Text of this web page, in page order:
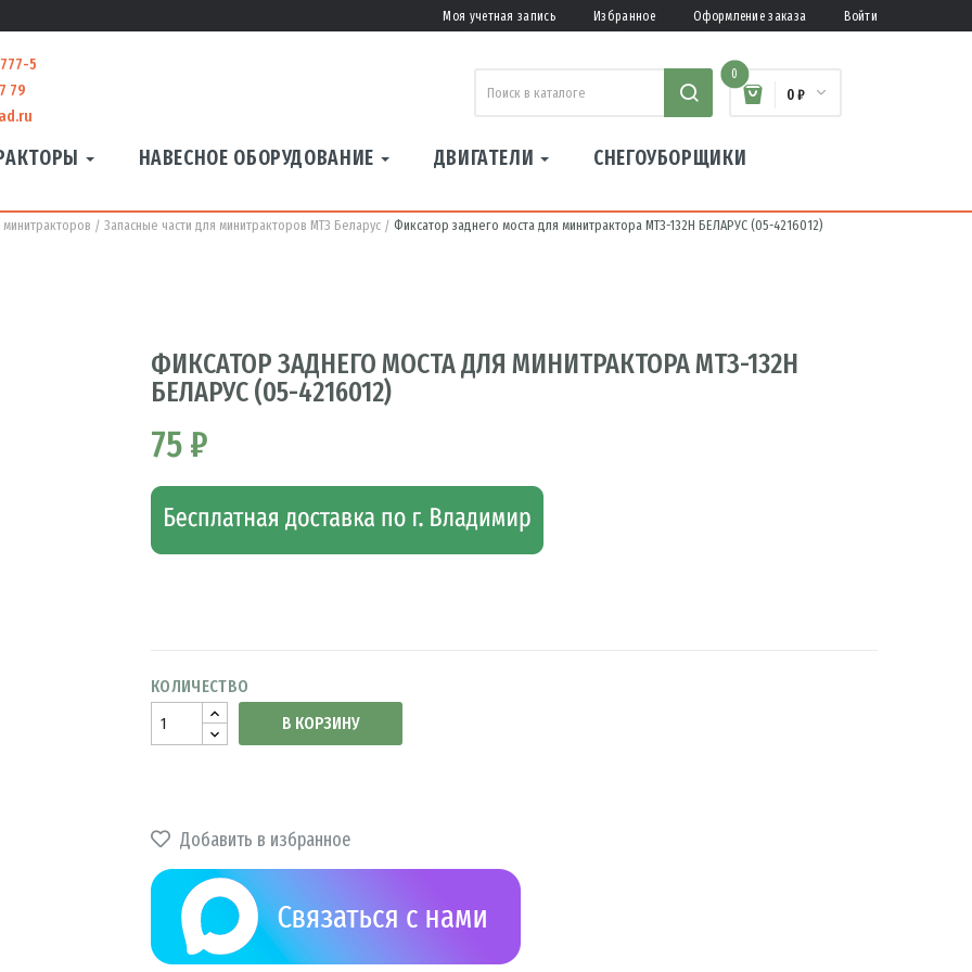
Моя учетная запись Избранное Оформление заказа Войти
5
79
0
0 ₽
НАВЕСНОЕ ОБОРУДОВАНИЕ ДВИГАТЕЛИ СНЕГОУБОРЩИКИ
Запасные части для минитракторов МТЗ Беларус Фиксатор заднего моста для минитрактора МТЗ-132Н БЕЛАРУС (05-4216012)
ФИКСАТОР ЗАДНЕГО МОСТА ДЛЯ МИНИТРАКТОРА МТЗ-132Н
БЕЛАРУС (05-4216012)
75 ₽
КОЛИЧЕСТВО
В КОРЗИНУ
Добавить в избранное